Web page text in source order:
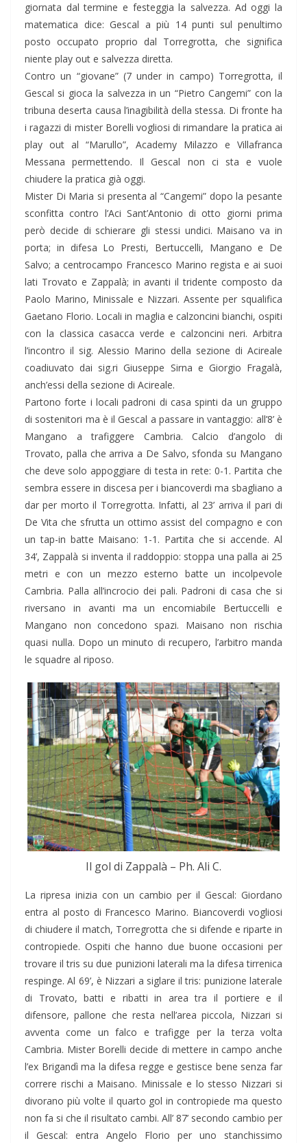
giornata dal termine e festeggia la salvezza. Ad oggi la
matematica dice: Gescal a più 14 punti sul penultimo
posto occupato proprio dal Torregrotta, che significa
niente play out e salvezza diretta.
Contro un “giovane” (7 under in campo) Torregrotta, il
Gescal si gioca la salvezza in un “Pietro Cangemi” con la
tribuna deserta causa l’inagibilità della stessa. Di fronte ha
i ragazzi di mister Borelli vogliosi di rimandare la pratica ai
play out al “Marullo”, Academy Milazzo e Villafranca
Messana permettendo. Il Gescal non ci sta e vuole
chiudere la pratica già oggi.
Mister Di Maria si presenta al “Cangemi” dopo la pesante
sconfitta contro l’Aci Sant’Antonio di otto giorni prima
però decide di schierare gli stessi undici. Maisano va in
porta; in difesa Lo Presti, Bertuccelli, Mangano e De
Salvo; a centrocampo Francesco Marino regista e ai suoi
lati Trovato e Zappalà; in avanti il tridente composto da
Paolo Marino, Minissale e Nizzari. Assente per squalifica
Gaetano Florio. Locali in maglia e calzoncini bianchi, ospiti
con la classica casacca verde e calzoncini neri. Arbitra
l’incontro il sig. Alessio Marino della sezione di Acireale
coadiuvato dai sig.ri Giuseppe Sirna e Giorgio Fragalà,
anch’essi della sezione di Acireale.
Partono forte i locali padroni di casa spinti da un gruppo
di sostenitori ma è il Gescal a passare in vantaggio: all’8’ è
Mangano a trafiggere Cambria. Calcio d’angolo di
Trovato, palla che arriva a De Salvo, sfonda su Mangano
che deve solo appoggiare di testa in rete: 0-1. Partita che
sembra essere in discesa per i biancoverdi ma sbagliano a
dar per morto il Torregrotta. Infatti, al 23’ arriva il pari di
De Vita che sfrutta un ottimo assist del compagno e con
un tap-in batte Maisano: 1-1. Partita che si accende. Al
34’, Zappalà si inventa il raddoppio: stoppa una palla ai 25
metri e con un mezzo esterno batte un incolpevole
Cambria. Palla all’incrocio dei pali. Padroni di casa che si
riversano in avanti ma un encomiabile Bertuccelli e
Mangano non concedono spazi. Maisano non rischia
quasi nulla. Dopo un minuto di recupero, l’arbitro manda
le squadre al riposo.
Il gol di Zappalà – Ph. Ali C.
La ripresa inizia con un cambio per il Gescal: Giordano
entra al posto di Francesco Marino. Biancoverdi vogliosi
di chiudere il match, Torregrotta che si difende e riparte in
contropiede. Ospiti che hanno due buone occasioni per
trovare il tris su due punizioni laterali ma la difesa tirrenica
respinge. Al 69’, è Nizzari a siglare il tris: punizione laterale
di Trovato, batti e ribatti in area tra il portiere e il
difensore, pallone che resta nell’area piccola, Nizzari si
avventa come un falco e trafigge per la terza volta
Cambria. Mister Borelli decide di mettere in campo anche
l’ex Brigandì ma la difesa regge e gestisce bene senza far
correre rischi a Maisano. Minissale e lo stesso Nizzari si
divorano più volte il quarto gol in contropiede ma questo
non fa si che il risultato cambi. All’ 87’ secondo cambio per
il Gescal: entra Angelo Florio per uno stanchissimo